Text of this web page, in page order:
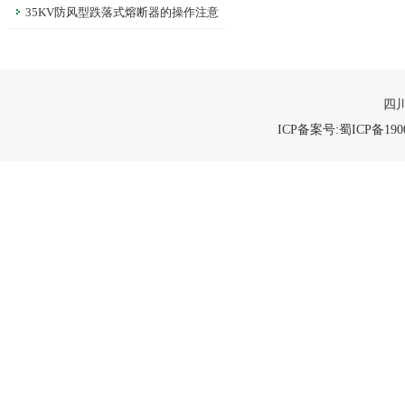
35KV防风型跌落式熔断器的操作注意
四
ICP备案号:蜀ICP备